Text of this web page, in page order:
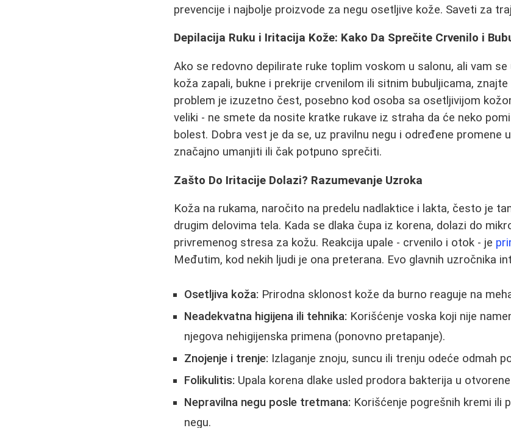
prevencije i najbolje proizvode za negu osetljive kože. Saveti za
Depilacija Ruku i Iritacija Kože: Kako Da Sprečite Crvenilo i
Ako se redovno depilirate ruke toplim voskom u salonu, ali vam se
koža zapali, bukne i prekrije crvenilom ili sitnim bubuljicama,
problem je izuzetno čest, posebno kod osoba sa osetljivijom
veliki - ne smete da nosite kratke rukave iz straha da će neko
bolest. Dobra vest je da se, uz pravilnu negu i određene promene
značajno umanjiti ili čak potpuno sprečiti.
Zašto Do Iritacije Dolazi? Razumevanje Uzroka
Koža na rukama, naročito na predelu nadlaktice i lakta, često je
drugim delovima tela. Kada se dlaka čupa iz korena, dolazi do
privremenog stresa za kožu. Reakcija upale - crvenilo i otok - je
Međutim, kod nekih ljudi je ona preterana. Evo glavnih uzročnika
Osetljiva koža: Prirodna sklonost kože da burno reaguje na
Neadekvatna higijena ili tehnika: Korišćenje voska koji nije
njegova nehigijenska primena (ponovno pretapanje).
Znojenje i trenje: Izlaganje znoju, suncu ili trenju odeće odmah
Folikulitis: Upala korena dlake usled prodora bakterija u
Nepravilna negu posle tretmana: Korišćenje pogrešnih kremi ili
negu.